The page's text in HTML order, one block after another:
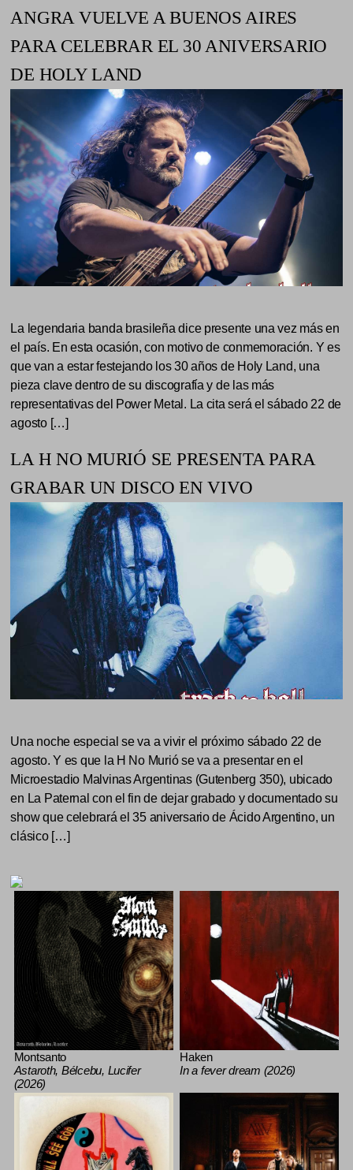
ANGRA VUELVE A BUENOS AIRES
PARA CELEBRAR EL 30 ANIVERSARIO
DE HOLY LAND
La legendaria banda brasileña dice presente una vez más en
el país. En esta ocasión, con motivo de conmemoración. Y es
que van a estar festejando los 30 años de Holy Land, una
pieza clave dentro de su discografía y de las más
representativas del Power Metal. La cita será el sábado 22 de
agosto […]
LA H NO MURIÓ SE PRESENTA PARA
GRABAR UN DISCO EN VIVO
Una noche especial se va a vivir el próximo sábado 22 de
agosto. Y es que la H No Murió se va a presentar en el
Microestadio Malvinas Argentinas (Gutenberg 350), ubicado
en La Paternal con el fin de dejar grabado y documentado su
show que celebrará el 35 aniversario de Ácido Argentino, un
clásico […]
Montsanto
Astaroth, Bélcebu, Lucifer
(2026)
Haken
In a fever dream (2026)